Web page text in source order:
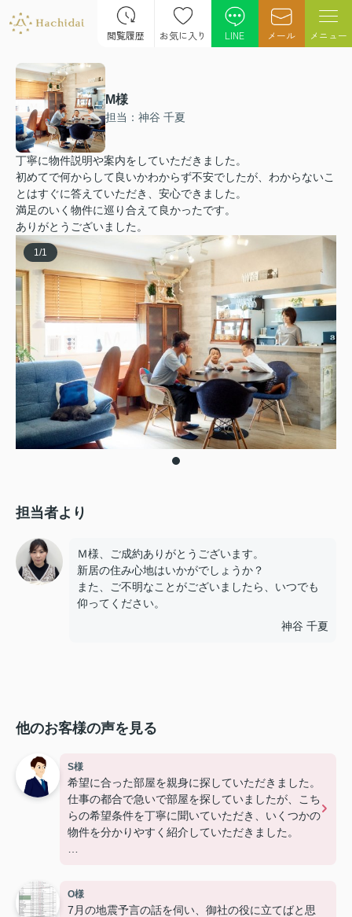
閲覧履歴 お気に入り LINE メール メニュー
M様
担当：神谷 千夏
丁寧に物件説明や案内をしていただきました。
初めてで何からして良いかわからず不安でしたが、わからないこ
とはすぐに答えていただき、安心できました。
満足のいく物件に巡り合えて良かったです。
ありがとうございました。
1 /1
担当者より
Ｍ様、ご成約ありがとうございます。
新居の住み心地はいかがでしょうか？
また、ご不明なことがございましたら、いつでも
仰ってください。
神谷 千夏
他のお客様の声を見る
S様
希望に合った部屋を親身に探していただきました。
仕事の都合で急いで部屋を探していましたが、こち
らの希望条件を丁寧に聞いていただき、いくつかの
物件を分かりやすく紹介していただきました。
めることができました。
O様
7月の地震予言の話を伺い、御社の役に立てばと思